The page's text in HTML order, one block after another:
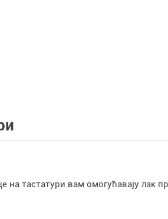
на тастатури вам омогућавају лак